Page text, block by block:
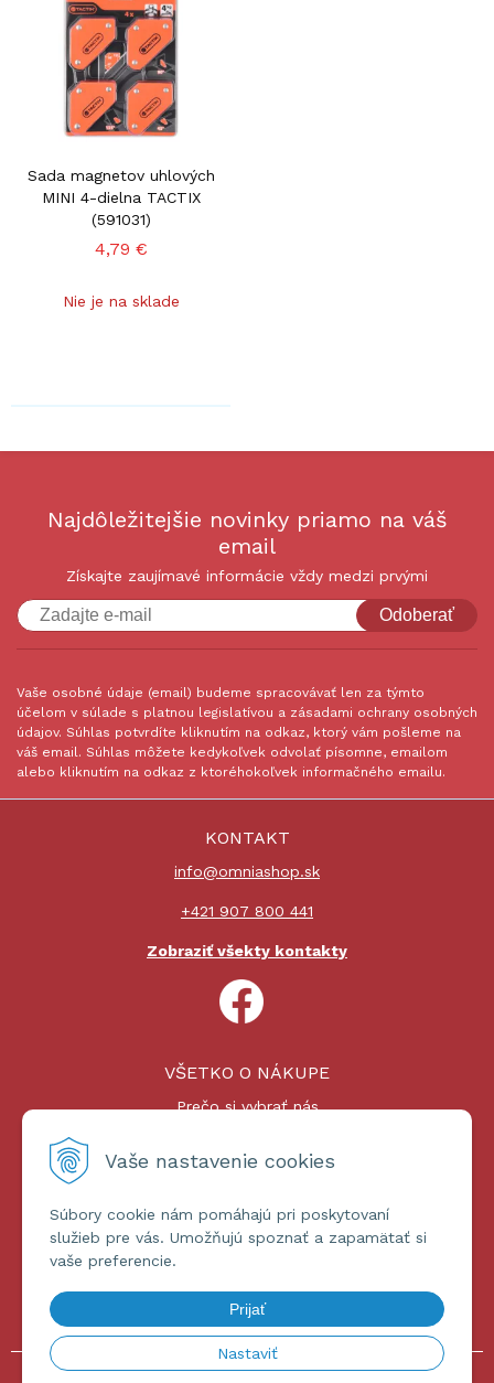
Vaše nastavenie cookies
Súbory cookie nám pomáhajú pri poskytovaní
služieb pre vás. Umožňujú spoznať a zapamätať si
vaše preferencie.
Prijať
Nastaviť
Sada magnetov uhlových
MINI 4-dielna TACTIX
(591031)
4,79 €
Nie je na sklade
Najdôležitejšie novinky priamo na váš
email
Získajte zaujímavé informácie vždy medzi prvými
Odoberať
Vaše osobné údaje (email) budeme spracovávať len za týmto
účelom v súlade s platnou legislatívou a zásadami ochrany osobných
údajov. Súhlas potvrdíte kliknutím na odkaz, ktorý vám pošleme na
váš email. Súhlas môžete kedykoľvek odvolať písomne, emailom
alebo kliknutím na odkaz z ktoréhokoľvek informačného emailu.
KONTAKT
info@omniashop.sk
+421 907 800 441
Zobraziť všekty kontakty
VŠETKO O NÁKUPE
Prečo si vybrať nás
Platby a doprava
ĎALŠIE INFORMÁCIE
Obchodné podmienky
Ochrana osobných údajov
© 2026 omniashop.sk •tvorba eshopu cez UNIobchod,webhosting